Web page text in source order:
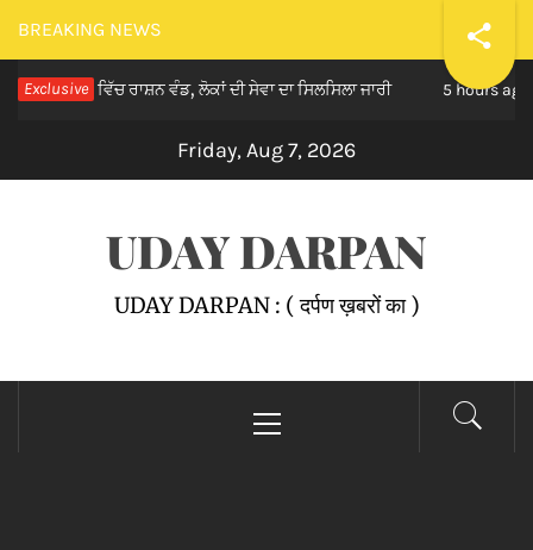
Skip
to
content
BREAKING NEWS
Exclusive
82 ਵਿੱਚ ਰਾਸ਼ਨ ਵੰਡ, ਲੋਕਾਂ ਦੀ ਸੇਵਾ ਦਾ ਸਿਲਸਿਲਾ ਜਾਰੀ 5 hours ago
Friday, Aug 7, 2026
UDAY DARPAN
UDAY DARPAN : ( दर्पण ख़बरों का )
Menu